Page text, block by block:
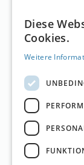
Nassfeld
Kärnten
Diese
Cookies.
Weitere